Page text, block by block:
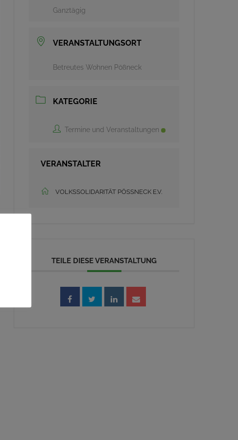
Ganztägig
VERANSTALTUNGSORT
Betreutes Wohnen Pößneck
KATEGORIE
Termine und Veranstaltungen
VERANSTALTER
VOLKSSOLIDARITÄT PÖSSNECK E.V.
TEILE DIESE VERANSTALTUNG